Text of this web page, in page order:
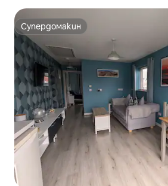
Супердомакин
Супердомакин